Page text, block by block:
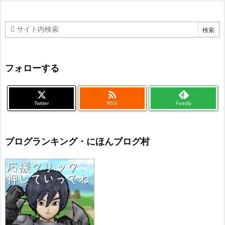
フォローする
Twitter

RSS Feedly
ブログランキング・にほんブログ村